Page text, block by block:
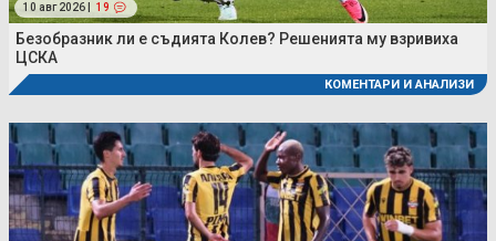
10 авг 2026 | 19
Безобразник ли е съдията Колев? Решенията му взривиха
ЦСКА
КОМЕНТАРИ И АНАЛИЗИ